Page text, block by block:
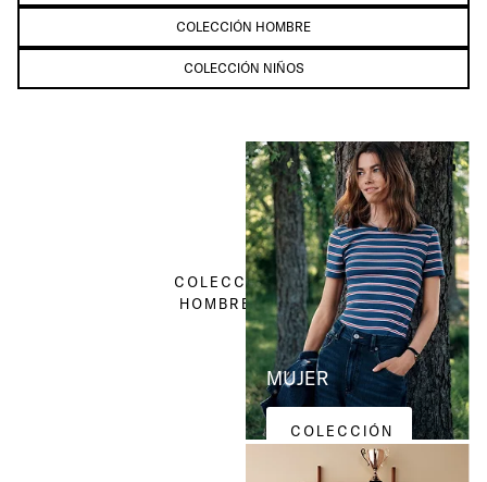
COLECCIÓN HOMBRE
COLECCIÓN NIÑOS
COLECCIÓN
HOMBRE
MUJER
COLECCIÓN
MUJER